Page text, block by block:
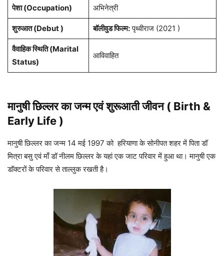
पेशा (Occupation) अभिनेत्री
शुरुआत (Debut ) बॉलीवुड फिल्म:पृथ्वीराज (2021 )
वैवाहिक स्थिति (Marital
Status)
आविवाहित
मानुषी छिल्लर का जन्म एवं शुरूआती जीवन ( Birth &
Early Life )
मानुषी छिल्लर का जन्म 14 मई 1997 को हरियाणा के सोनीपत शहर में पिता डॉ
मित्रा बसु एवं माँ डॉ नीलम छिल्लर के यहां एक जाट परिवार में हुआ था। मानुषी एक
डॉक्टरों के परिवार से ताल्लुक रखती है।